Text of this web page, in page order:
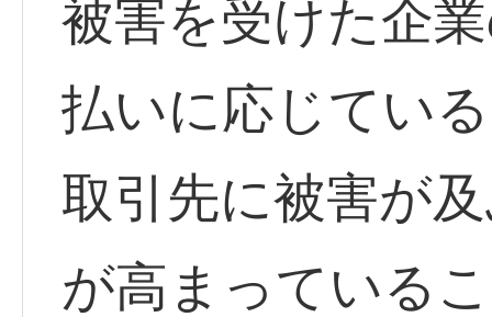
被害を受けた企
払いに応じてい
取引先に被害が
が高まっている